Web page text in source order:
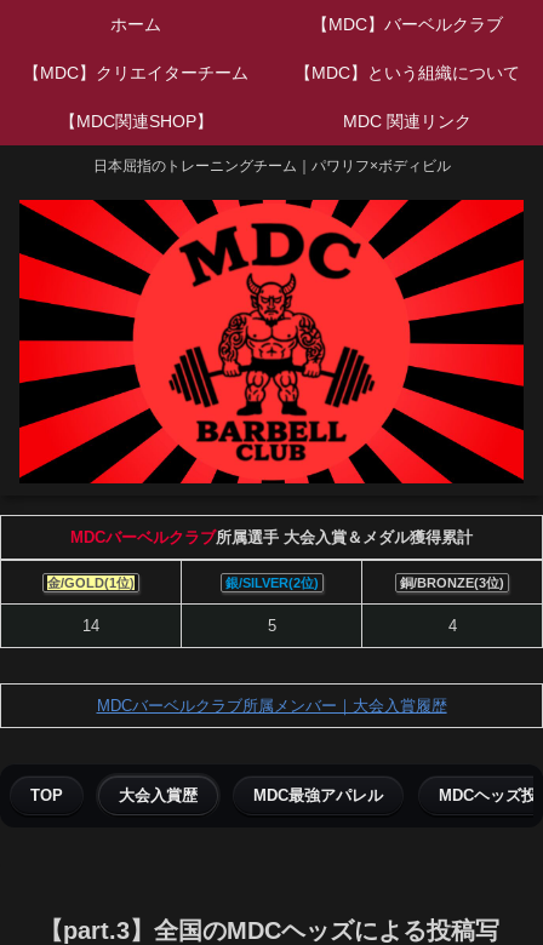
日本屈指のトレーニングチーム｜パワリフ×ボディビル
ホーム 【MDC】バーベルクラブ
【MDC】クリエイターチーム 【MDC】という組織について
【MDC関連SHOP】 MDC 関連リンク
MDCバーベルクラブ所属選手 大会入賞＆メダル獲得累計
金/GOLD(1位) 銀/SILVER(2位) 銅/BRONZE(3位)
14 5 4
MDCバーベルクラブ所属メンバー｜大会入賞履歴
TOP 大会入賞歴 MDC最強アパレル MDCヘッズ投
【part.3】全国のMDCヘッズによる投稿写